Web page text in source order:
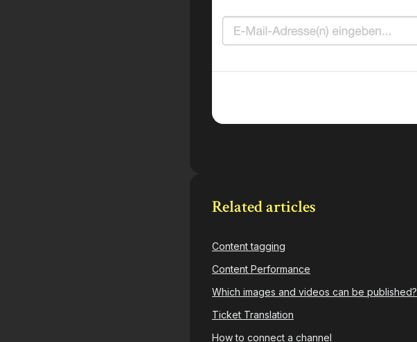
Related articles
Content tagging
Content Performance
Which images and videos can be published?
Ticket Translation
How to connect a channel